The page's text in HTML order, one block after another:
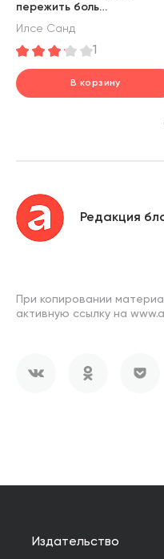
пережить боль
отношения или отпустить
Илсе Санд
1
В корзину
Редакция
При копировании
активную ссылку на
Издательство